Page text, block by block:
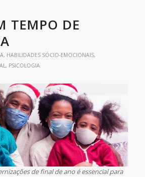
TEMPO DE
, HABILIDADES SÓCIO-EMOCIONAIS,
, PSICOLOGIA
de final de ano é essencial para